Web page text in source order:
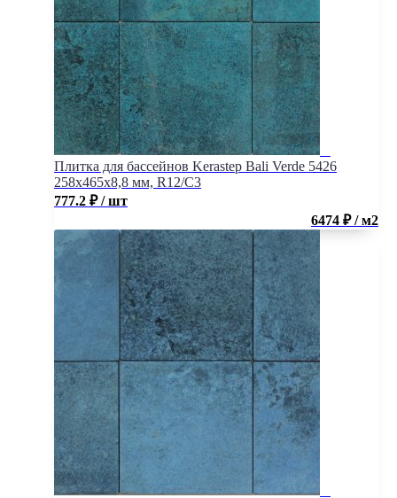
Плитка для бассейнов Kerastep Bali Verde 5426
258х465х8,8 мм, R12/C3
777.2 ₽ / шт
6474 ₽ / м2